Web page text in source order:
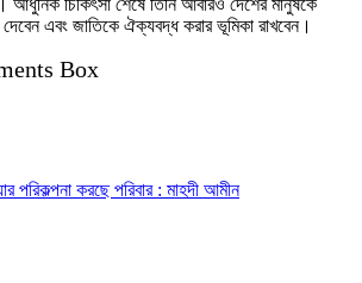
এবং জাতিকে ঐক্যবদ্ধ করার ভূমিকা রাখবেন।
Box
পরিকল্পনা করছে পরিবার : মাহদী আমীন